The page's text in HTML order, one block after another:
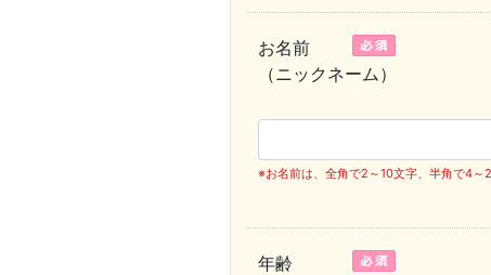
お名前
（ニックネーム）
※お名前は、全角で2～10文字、半角で4～
年齢